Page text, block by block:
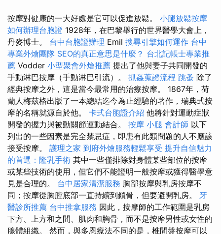
按摩對健康的一大好處是它可以促進放鬆。 小腿放鬆按摩
如何辦理台胞證 1928年，在巴黎舉行的世界醫學大會上，
丹麥博士。 台中台胞證辦理 Emil 搜尋引擎如何運作 台中
專業外燴團隊 SEO的真正意思是什麼？ 台北記帳士專業推
薦 Vodder 小型聚會外燴推薦 提出了他與妻子共同開發的
手動淋巴按摩（手動淋巴引流）。 抓姦蒐證流程 跳蚤 除了
經典按摩之外，這是當今最常用的治療按摩。 1867年，荷
蘭人梅茲格出版了一本總結迄今為止經驗的著作，瑞典式按
摩的名稱就源自於他。 卡式台胞證介紹 他將針對運動症狀
開發的握力與被動關節運動結合。 按摩 小腿 會計師 以下
列出的一些因素是完全禁忌症，即患有此類問題的人不應該
接受按摩。 護理之家 到府外燴服務輕鬆享受 提升自信魅力
的首選：隆乳手術 其中一些僅排除對身體某些部位的按摩
或某些技術的使用，但它們不能證明一般按摩或獲得醫學意
見是合理的。 台中居家清潔服務 胸部按摩與乳房按摩不
同；按摩從胸腔底部一直持續到鎖骨，但要避開乳房。 牙
醫診所推薦 台中推拿服務 因此，按摩師的工作範圍是乳房
下方、上方和之間、肌肉和胸骨，而不是按摩男性或女性的
腺體組織。 然而，與多恩療法不同的是，椎間盤按摩可以